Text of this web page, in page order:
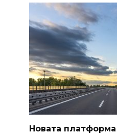
Новата платформа